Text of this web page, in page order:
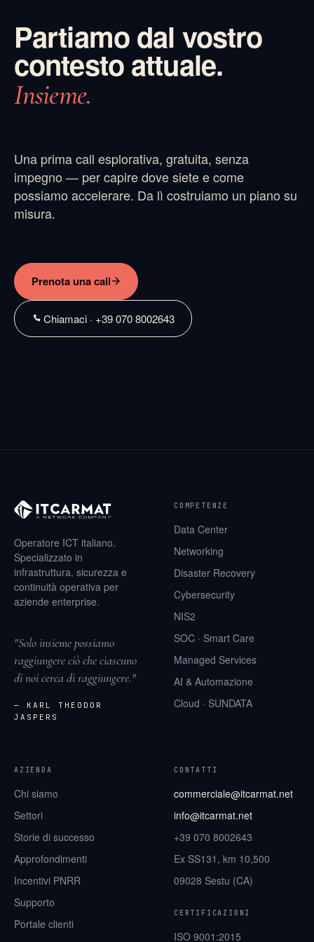
Partiamo dal vostro
contesto attuale.
Insieme.
Una prima call esplorativa, gratuita, senza
impegno — per capire dove siete e come
possiamo accelerare. Da lì costruiamo un piano su
misura.
Prenota una call
Chiamaci · +39 070 8002643
Operatore ICT italiano.
Specializzato in
infrastruttura, sicurezza e
continuità operativa per
aziende enterprise.
"Solo insieme possiamo
raggiungere ciò che ciascuno
di noi cerca di raggiungere."
— KARL THEODOR
JASPERS
COMPETENZE
Data Center
Networking
Disaster Recovery
Cybersecurity
NIS2
SOC · Smart Care
Managed Services
AI & Automazione
Cloud · SUNDATA
AZIENDA
Chi siamo
Settori
Storie di successo
Approfondimenti
Incentivi PNRR
Supporto
Portale clienti
CONTATTI
commerciale@itcarmat.net
info@itcarmat.net
+39 070 8002643
Ex SS131, km 10,500
09028 Sestu (CA)
CERTIFICAZIONI
ISO 9001:2015